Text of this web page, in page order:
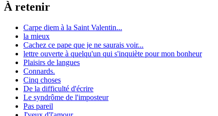
À retenir
Carpe diem à la Saint Valentin...
la mieux
Cachez ce pape que je ne saurais voir...
lettre ouverte à quelqu'un qui s'inquiète pour mon bonheur
Plaisirs de langues
Connards.
Cinq choses
De la difficulté d'écrire
Le syndrôme de l'imposteur
Pas pareil